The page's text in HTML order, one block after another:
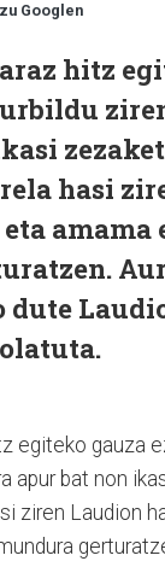
Googlen
hitz
hasi
amama
dute
egiteko gauza
apur bat non
ziren Laudion